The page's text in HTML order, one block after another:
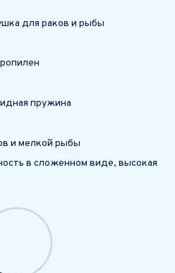
для раков и рыбы
пружина
и мелкой рыбы
в сложенном виде, высокая